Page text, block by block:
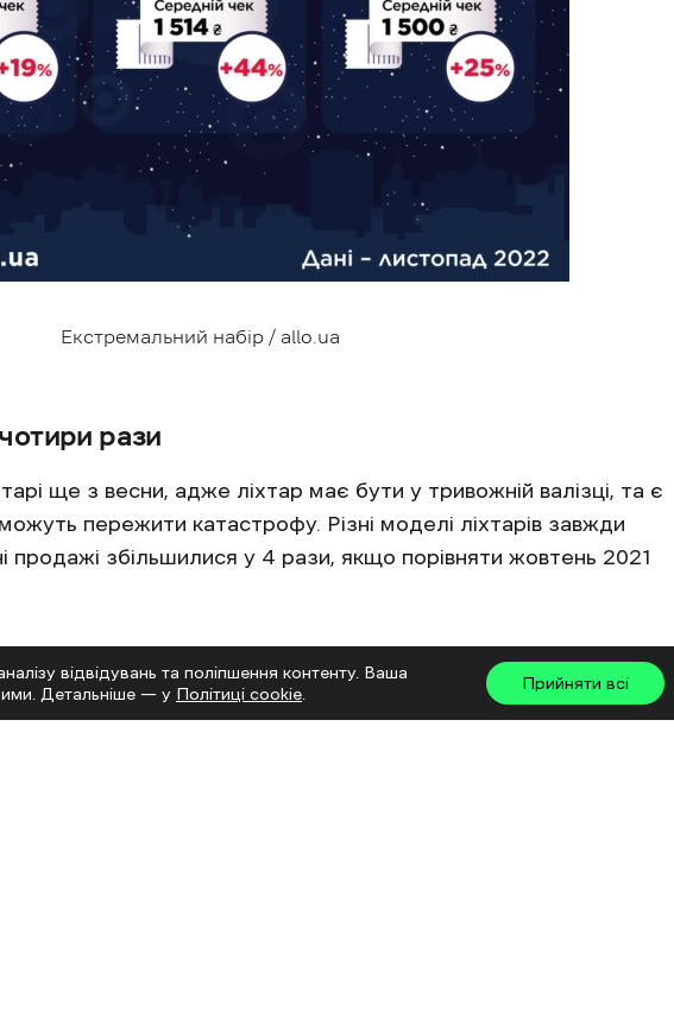
Екстремальний набір / allo.ua
рази
ще з весни, адже ліхтар має бути у тривожній валізці, та є
пережити катастрофу. Різні моделі ліхтарів завжди
продажі збільшилися у 4 рази, якщо порівняти жовтень 2021
зріс на 19% у порівнянні з минулим періодом та становить
відвідувань та поліпшення контенту. Ваша
Детальніше — у Політиці cookie
Прийняти всі